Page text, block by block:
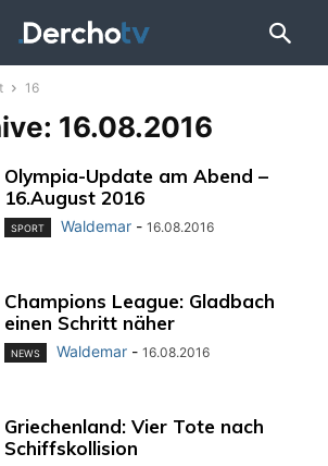
16
16.08.2016
Olympia-Update am Abend –
16.August 2016
SPORT Waldemar - 16.08.2016
Champions League: Gladbach
einen Schritt näher
NEWS Waldemar - 16.08.2016
Griechenland: Vier Tote nach
Schiffskollision